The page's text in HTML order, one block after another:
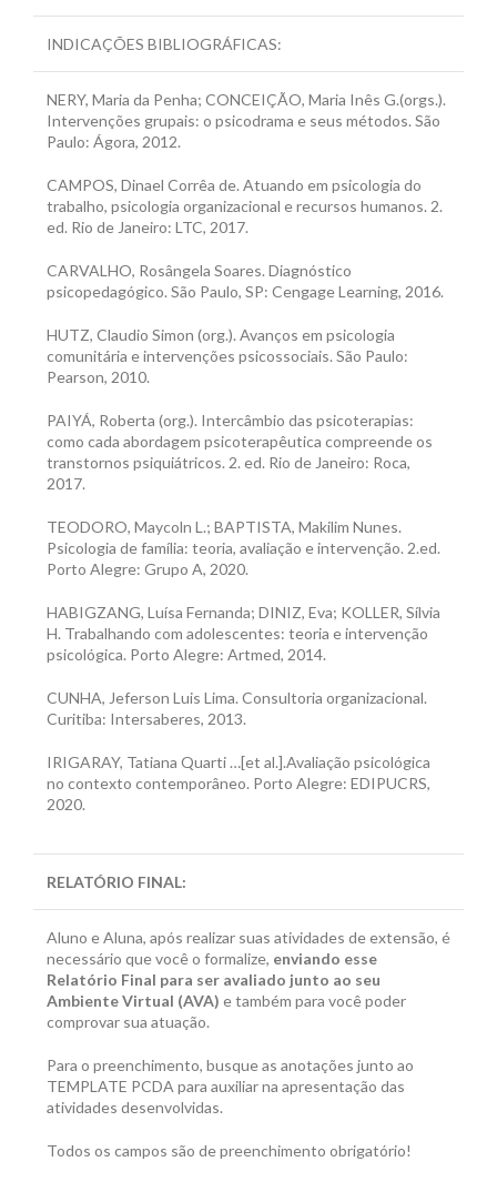
INDICAÇÕES BIBLIOGRÁFICAS:
NERY, Maria da Penha; CONCEIÇÃO, Maria Inês G.(orgs.).
Intervenções grupais: o psicodrama e seus métodos. São
Paulo: Ágora, 2012.
CAMPOS, Dinael Corrêa de. Atuando em psicologia do
trabalho, psicologia organizacional e recursos humanos. 2.
ed. Rio de Janeiro: LTC, 2017.
CARVALHO, Rosângela Soares. Diagnóstico
psicopedagógico. São Paulo, SP: Cengage Learning, 2016.
HUTZ, Claudio Simon (org.). Avanços em psicologia
comunitária e intervenções psicossociais. São Paulo:
Pearson, 2010.
PAIYÁ, Roberta (org.). Intercâmbio das psicoterapias:
como cada abordagem psicoterapêutica compreende os
transtornos psiquiátricos. 2. ed. Rio de Janeiro: Roca,
2017.
TEODORO, Maycoln L.; BAPTISTA, Makilim Nunes.
Psicologia de família: teoria, avaliação e intervenção. 2.ed.
Porto Alegre: Grupo A, 2020.
HABIGZANG, Luísa Fernanda; DINIZ, Eva; KOLLER, Sílvia
H. Trabalhando com adolescentes: teoria e intervenção
psicológica. Porto Alegre: Artmed, 2014.
CUNHA, Jeferson Luis Lima. Consultoria organizacional.
Curitiba: Intersaberes, 2013.
IRIGARAY, Tatiana Quarti …[et al.].Avaliação psicológica
no contexto contemporâneo. Porto Alegre: EDIPUCRS,
2020.
RELATÓRIO FINAL:
Aluno e Aluna, após realizar suas atividades de extensão, é
necessário que você o formalize, enviando esse
Relatório Final para ser avaliado junto ao seu
Ambiente Virtual (AVA) e também para você poder
comprovar sua atuação.
Para o preenchimento, busque as anotações junto ao
TEMPLATE PCDA para auxiliar na apresentação das
atividades desenvolvidas.
Todos os campos são de preenchimento obrigatório!